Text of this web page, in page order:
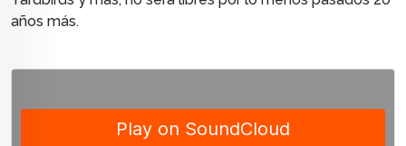
años más.